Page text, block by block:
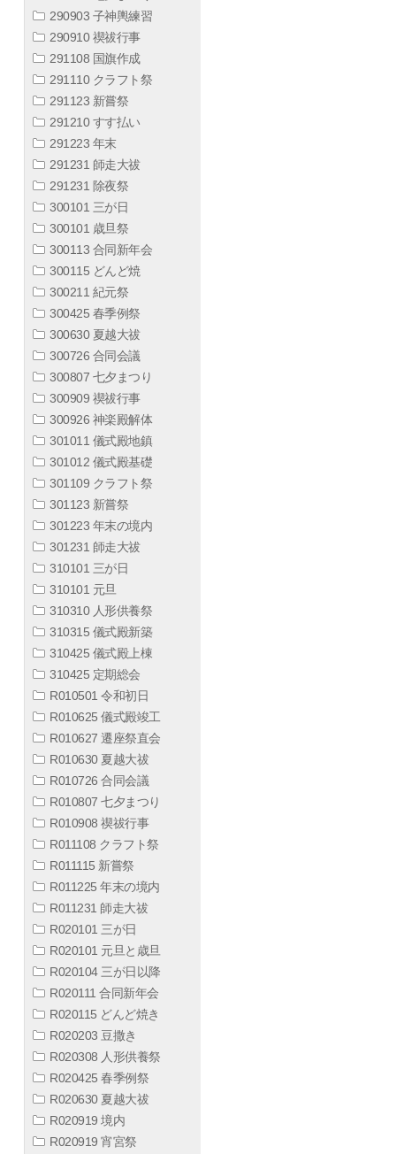
290903 子神輿練習
290910 禊祓行事
291108 国旗作成
291110 クラフト祭
291123 新嘗祭
291210 すす払い
291223 年末
291231 師走大祓
291231 除夜祭
300101 三が日
300101 歳旦祭
300113 合同新年会
300115 どんど焼
300211 紀元祭
300425 春季例祭
300630 夏越大祓
300726 合同会議
300807 七夕まつり
300909 禊祓行事
300926 神楽殿解体
301011 儀式殿地鎮
301012 儀式殿基礎
301109 クラフト祭
301123 新嘗祭
301223 年末の境内
301231 師走大祓
310101 三が日
310101 元旦
310310 人形供養祭
310315 儀式殿新築
310425 儀式殿上棟
310425 定期総会
R010501 令和初日
R010625 儀式殿竣工
R010627 遷座祭直会
R010630 夏越大祓
R010726 合同会議
R010807 七夕まつり
R010908 禊祓行事
R011108 クラフト祭
R011115 新嘗祭
R011225 年末の境内
R011231 師走大祓
R020101 三が日
R020101 元旦と歳旦
R020104 三が日以降
R020111 合同新年会
R020115 どんど焼き
R020203 豆撒き
R020308 人形供養祭
R020425 春季例祭
R020630 夏越大祓
R020919 境内
R020919 宵宮祭